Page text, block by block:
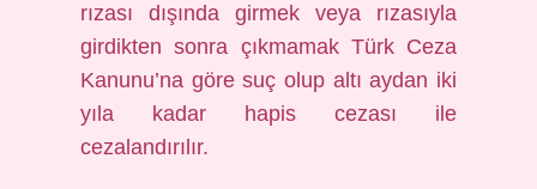
rızası dışında girmek veya rızasıyla
girdikten sonra çıkmamak Türk Ceza
Kanunu’na göre suç olup altı aydan iki
yıla kadar hapis cezası ile
cezalandırılır.